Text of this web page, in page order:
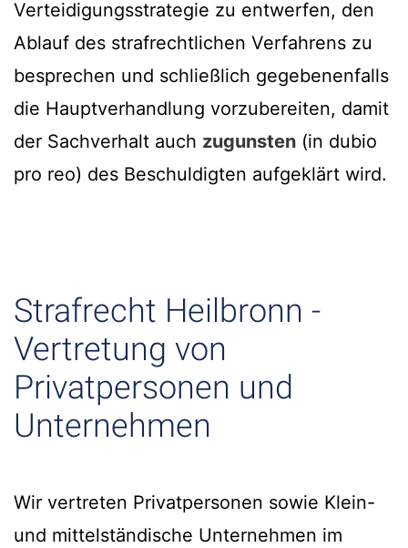
Verteidigungsstrategie zu entwerfen, den
Ablauf des strafrechtlichen Verfahrens zu
besprechen und schließlich gegebenenfalls
die Hauptverhandlung vorzubereiten, damit
der Sachverhalt auch zugunsten (in dubio
pro reo) des Beschuldigten aufgeklärt wird.
Strafrecht Heilbronn -
Vertretung von
Privatpersonen und
Unternehmen
Wir vertreten Privatpersonen sowie Klein-
und mittelständische Unternehmen im